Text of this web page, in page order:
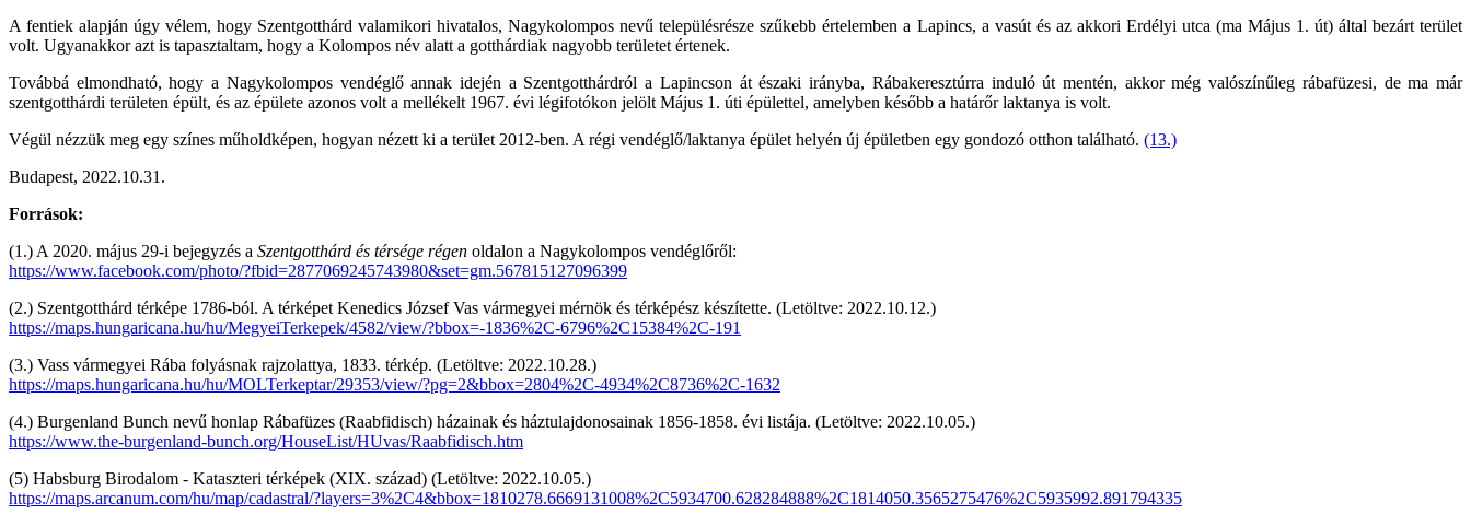
A fentiek alapján úgy vélem, hogy Szentgotthárd valamikori hivatalos, Nagykolompos nevű településrésze szűkebb értelemben a Lapincs, a vasút és az akkori Erdélyi utca (ma Május 1. út) által bezárt terület
volt. Ugyanakkor azt is tapasztaltam, hogy a Kolompos név alatt a gotthárdiak nagyobb területet értenek.
Továbbá elmondható, hogy a Nagykolompos vendéglő annak idején a Szentgotthárdról a Lapincson át északi irányba, Rábakeresztúrra induló út mentén, akkor még valószínűleg rábafüzesi, de ma már
szentgotthárdi területen épült, és az épülete azonos volt a mellékelt 1967. évi légifotókon jelölt Május 1. úti épülettel, amelyben később a határőr laktanya is volt.
Végül nézzük meg egy színes műholdképen, hogyan nézett ki a terület 2012-ben. A régi vendéglő/laktanya épület helyén új épületben egy gondozó otthon található. (13.)
Budapest, 2022.10.31.
Források:
(1.) A 2020. május 29-i bejegyzés a Szentgotthárd és térsége régen oldalon a Nagykolompos vendéglőről:
https://www.facebook.com/photo/?fbid=2877069245743980&set=gm.567815127096399
(2.) Szentgotthárd térképe 1786-ból. A térképet Kenedics József Vas vármegyei mérnök és térképész készítette. (Letöltve: 2022.10.12.)
https://maps.hungaricana.hu/hu/MegyeiTerkepek/4582/view/?bbox=-1836%2C-6796%2C15384%2C-191
(3.) Vass vármegyei Rába folyásnak rajzolattya, 1833. térkép. (Letöltve: 2022.10.28.)
https://maps.hungaricana.hu/hu/MOLTerkeptar/29353/view/?pg=2&bbox=2804%2C-4934%2C8736%2C-1632
(4.) Burgenland Bunch nevű honlap Rábafüzes (Raabfidisch) házainak és háztulajdonosainak 1856-1858. évi listája. (Letöltve: 2022.10.05.)
https://www.the-burgenland-bunch.org/HouseList/HUvas/Raabfidisch.htm
(5) Habsburg Birodalom - Kataszteri térképek (XIX. század) (Letöltve: 2022.10.05.)
https://maps.arcanum.com/hu/map/cadastral/?layers=3%2C4&bbox=1810278.6669131008%2C5934700.628284888%2C1814050.3565275476%2C5935992.891794335